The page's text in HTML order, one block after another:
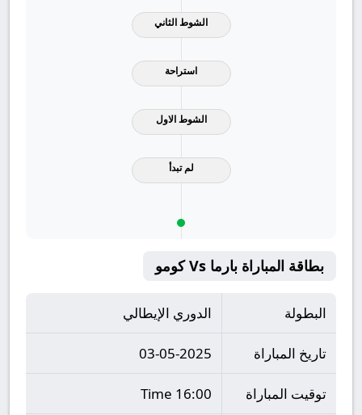
الشوط الثاني
استراحة
الشوط الاول
لم تبدأ
بطاقة المباراة بارما Vs كومو
البطولة الدوري الإيطالي
تاريخ المباراة 03-05-2025
توقيت المباراة 16:00 Time